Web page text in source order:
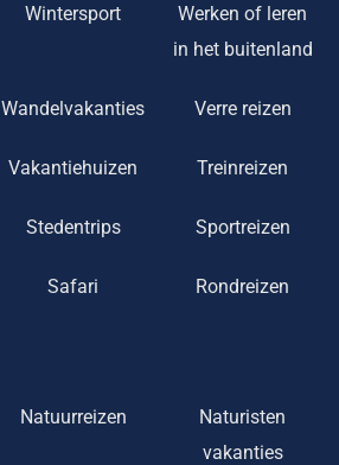
Wintersport
Werken of leren
in het buitenland
Wandelvakanties Verre reizen
Vakantiehuizen Treinreizen
Stedentrips Sportreizen
Safari Rondreizen
Natuurreizen
Naturisten
vakanties